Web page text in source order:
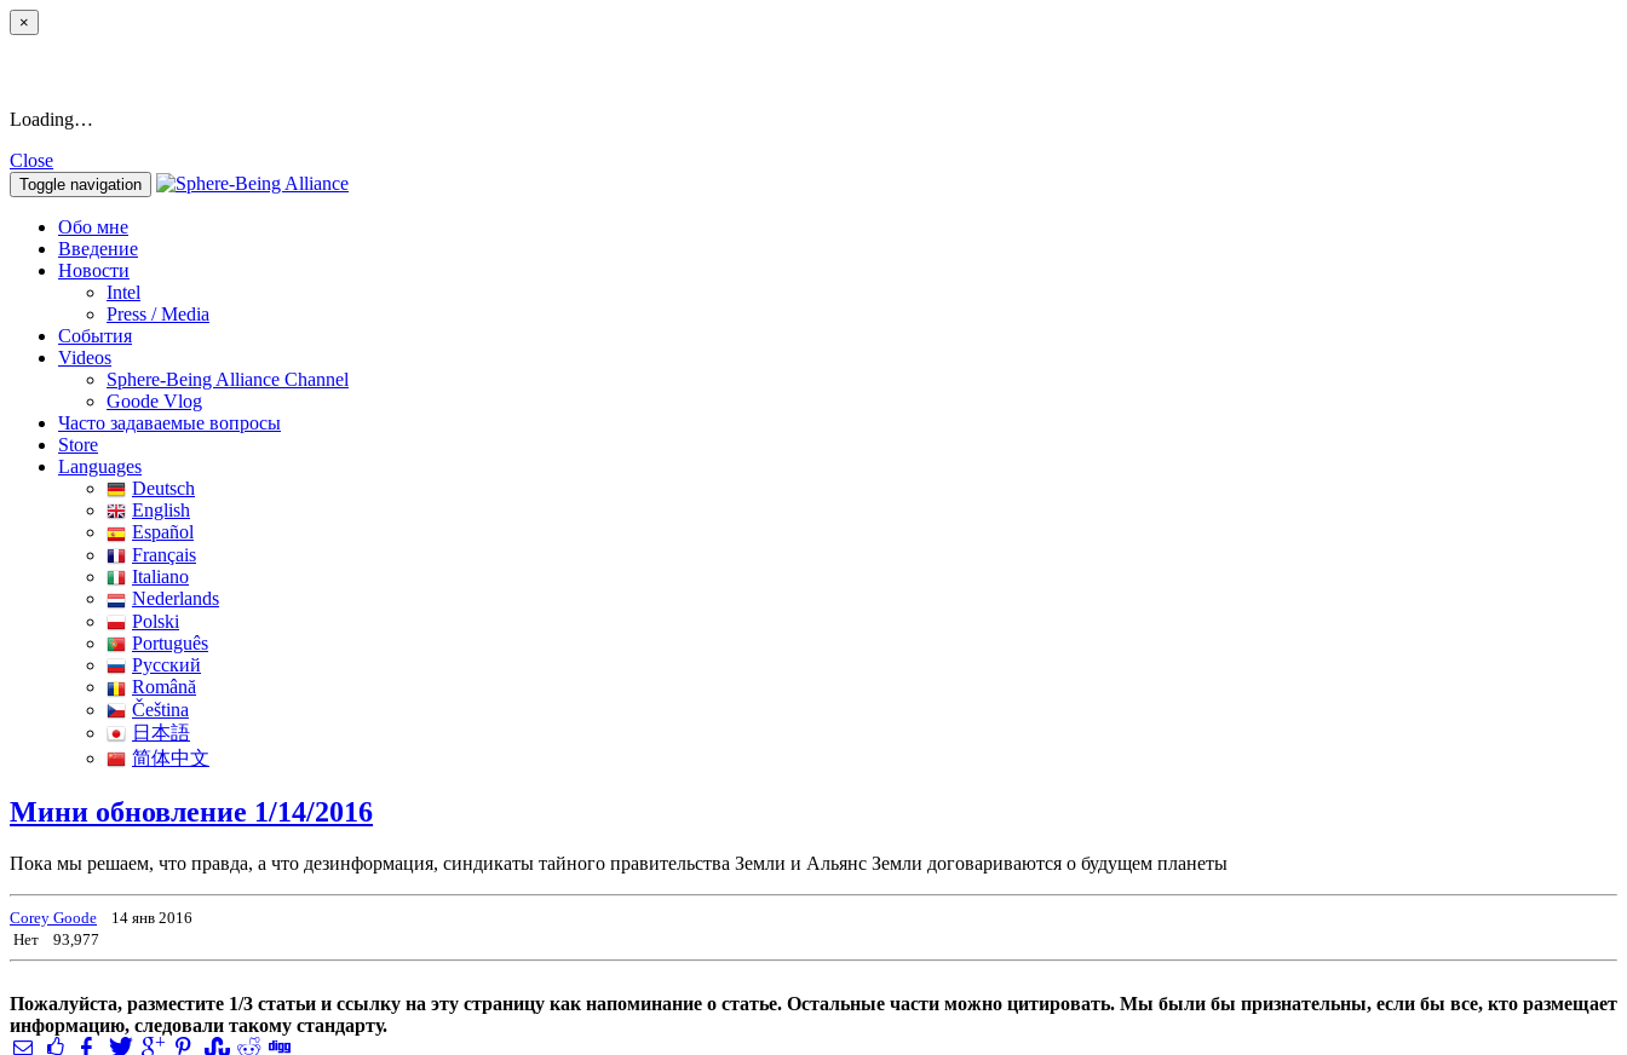
×
Loading…
Close
Toggle navigation
Обо мне
Введение
Новости
Intel
Press / Media
События
Videos
Sphere-Being Alliance Channel
Goode Vlog
Часто задаваемые вопросы
Store
Languages
Deutsch
English
Español
Français
Italiano
Nederlands
Polski
Português
Pусский
Română
Čeština
日本語
简体中文
Мини обновление 1/14/2016
Пока мы решаем, что правда, а что дезинформация, синдикаты тайного правительства Земли и Альянс Земли договариваются о будущем планеты
Corey Goode
14 янв 2016
Нет
93,977
Пожалуйста, разместите 1/3 статьи и ссылку на эту страницу как напоминание о статье. Остальные части можно цитировать. Мы были бы признательны, если бы все, кто размещает
информацию, следовали такому стандарту.